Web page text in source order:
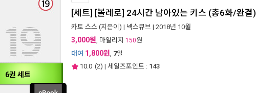
6권 세트
[세트] [볼레로] 24시간 남아있는 키스 (총6화/완결)
카토 스스 (지은이) | 넥스큐브 | 2018년 10월
3,000원, 마일리지 150원
대여 1,800원, 7일
10.0 (2) | 세일즈포인트 : 143